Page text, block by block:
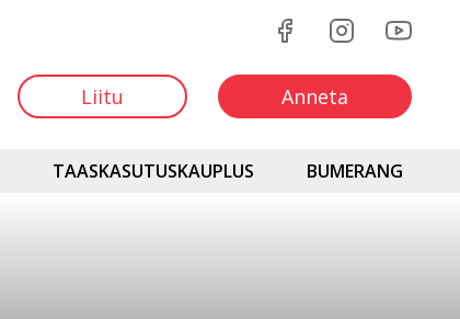
Liitu Anneta
TAASKASUTUSKAUPLUS BUMERANG